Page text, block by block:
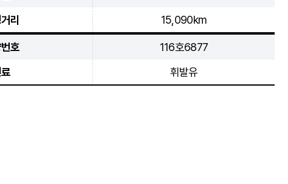
리
15,090km
호
116호6877
휘발유